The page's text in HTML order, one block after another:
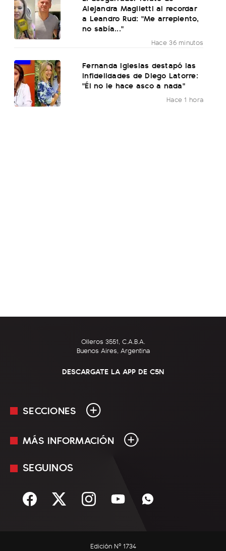
Alejandra Maglietti al recordar
a Leandro Rud: "Me arrepiento,
no sabía..."
Hace 36 minutos
Fernanda Iglesias destapó las
infidelidades de Diego Latorre:
"Él no le hace asco a nada"
Hace 1 hora
Olleros 3551, C.A.B.A.
Buenos Aires, Argentina
DESCARGATE LA APP DE C5N
SECCIONES
En Vivo
Sociedad
MÁS INFORMACIÓN
Mediakit
Términos y condiciones
SEGUINOS
Edición Nº 1734